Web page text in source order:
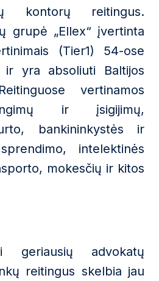
kontorų reitingus.
grupė „Ellex“ įvertinta
(Tier1) 54-ose
yra absoliuti Baltijos
vertinamos
ir įsigijimų,
bankininkystės ir
intelektinės
mokesčių ir kitos
geriausių advokatų
reitingus skelbia jau